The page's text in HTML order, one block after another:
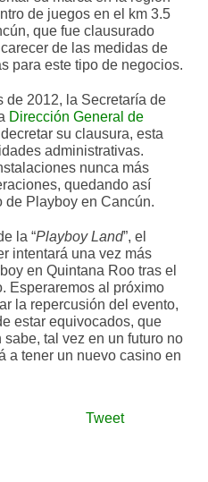
de juegos en el km 3.5
que fue clausurado
de las medidas de
para este tipo de negocios.
de 2012, la Secretaría de
Dirección General de
su clausura, esta
administrativas.
nunca más
quedando así
de Playboy en Cancún.
la “Playboy Land”, el
intentará una vez más
en Quintana Roo tras el
Esperaremos al próximo
la repercusión del evento,
estar equivocados, que
tal vez en un futuro no
a tener un nuevo casino en
Tweet